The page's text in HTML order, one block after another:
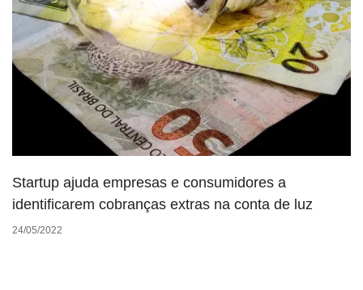
Startup ajuda empresas e consumidores a
identificarem cobranças extras na conta de luz
24/05/2022